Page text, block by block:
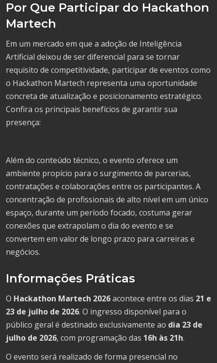
Por Que Participar do Hackathon
Martech
Em um mercado em que a adoção de Inteligência
Artificial deixou de ser diferencial para se tornar
requisito de competitividade, participar de eventos como
o Hackathon Martech representa uma oportunidade
concreta de atualização e posicionamento estratégico.
Confira os principais benefícios de garantir sua
presença:
Além do conteúdo técnico, o evento oferece um
ambiente propício para o surgimento de parcerias,
contratações e colaborações entre os participantes. A
concentração de profissionais de alto nível em um único
espaço, durante um período focado, costuma gerar
conexões que extrapolam o dia do evento e se
convertem em valor de longo prazo para carreiras e
negócios.
Informações Práticas
O Hackathon Martech 2026acontece entre os dias 21 e
23 de julho de 2026. O ingresso disponível para o
público geral é destinado exclusivamente ao dia 23 de
julho de 2026, com programação das 16h às 21h.
O evento será realizado de forma presencial no